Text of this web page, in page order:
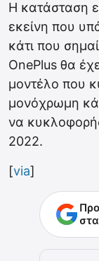
Η κατάσταση
εκείνη που
κάτι που
OnePlus θα
μοντέλο που
μονόχρωμη
να
2022.
[via]